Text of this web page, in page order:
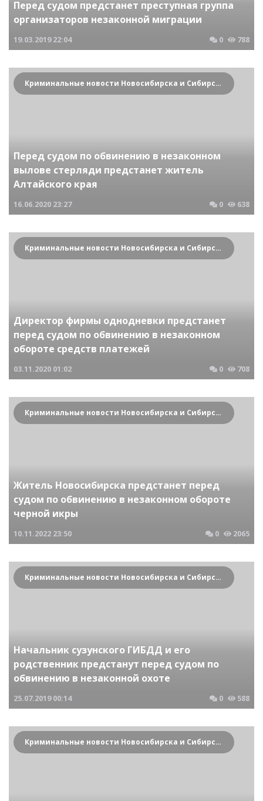
Перед судом предстанет преступная группа
организаторов незаконной миграции
19.03.2019 22:04 0 788
Криминальные новости Новосибирска и Сибирского региона
Перед судом по обвинению в незаконном
вылове стерляди предстанет житель
Алтайского края
16.06.2020 23:27 0 638
Криминальные новости Новосибирска и Сибирского региона
Директор фирмы однодневки предстанет
перед судом по обвинению в незаконном
обороте средств платежей
03.11.2020 01:02 0 708
Криминальные новости Новосибирска и Сибирского региона
Житель Новосибирска предстанет перед
судом по обвинению в незаконном обороте
черной икры
10.11.2022 23:50 0 2065
Криминальные новости Новосибирска и Сибирского региона
Начальник сузунского ГИБДД и его
родственник предстанут перед судом по
обвинению в незаконной охоте
25.07.2019 00:14 0 588
Криминальные новости Новосибирска и Сибирского региона